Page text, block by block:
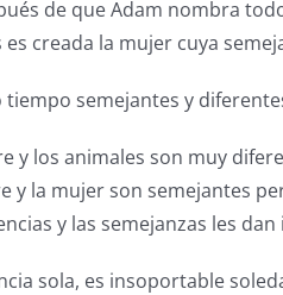
de que Adam nombra
es creada la mujer cuya
tiempo semejantes y
y los animales son muy
y la mujer son semejantes
y las semejanzas les
sola, es insoportable